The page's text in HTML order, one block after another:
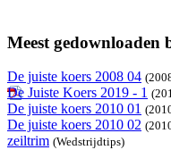
Meest gedownloaden
De juiste koers 2008 04
De Juiste Koers 2019 - 1
De juiste koers 2010 01
De juiste koers 2010 02
zeiltrim (Wedstrijdtips)